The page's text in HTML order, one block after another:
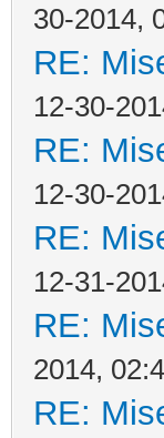
30-2014,
RE:
12-30-
RE:
12-30-
RE:
12-31-
RE:
2014,
RE: